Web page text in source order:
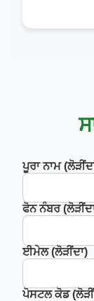
ਪੂਰਾ ਨਾਮ
ਫੋਨ ਨੰਬਰ
ਈਮੇਲ (ਲੋੜੀਂਦਾ)
ਪੋਸਟਲ ਕੋਡ